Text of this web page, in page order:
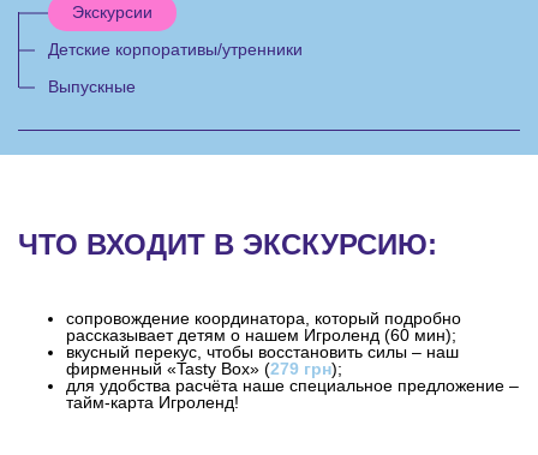
Экскурсии
Детские корпоративы/утренники
Выпускные
ЧТО ВХОДИТ В ЭКСКУРСИЮ:
сопровождение координатора, который подробно
рассказывает детям о нашем Игроленд (60 мин);
вкусный перекус, чтобы восстановить силы – наш
фирменный «Tasty Box» (279 грн);
для удобства расчёта наше специальное предложение –
тайм-карта Игроленд!